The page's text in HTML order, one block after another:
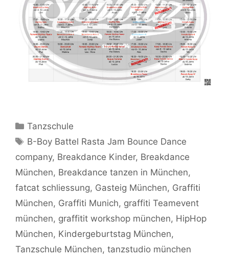
Kategorien
Tanzschule
Schlagwörter
B-Boy Battel Rasta Jam Bounce Dance
company, Breakdance Kinder, Breakdance
München, Breakdance tanzen in München,
fatcat schliessung, Gasteig München, Graffiti
München, Graffiti Munich, graffiti Teamevent
münchen, graffitit workshop münchen, HipHop
München, Kindergeburtstag München,
Tanzschule München, tanzstudio münchen